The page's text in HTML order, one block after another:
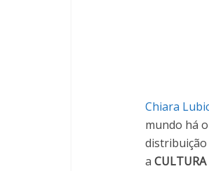
Chiara
mundo há
distribuição
a